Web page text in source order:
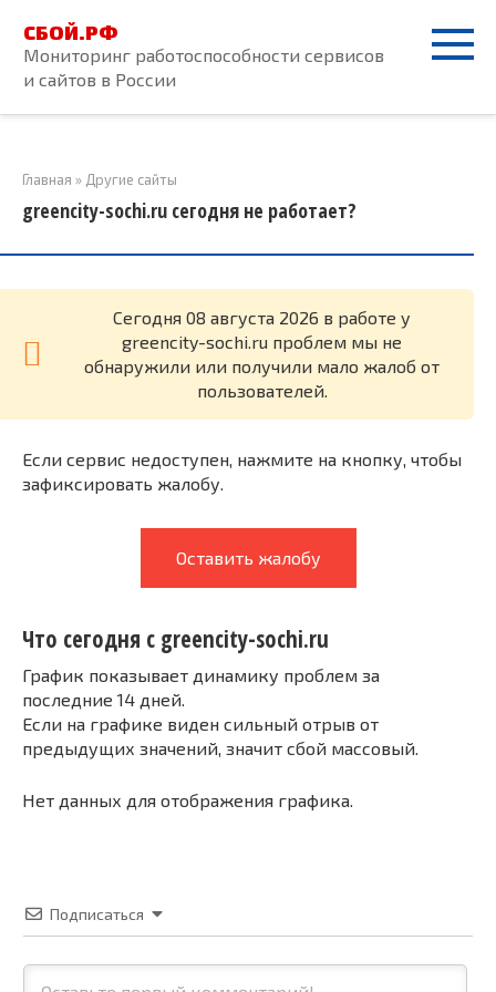
контенту
СБОЙ.РФ
Мониторинг работоспособности сервисов
и сайтов в России
Главная » Другие сайты
greencity-sochi.ru сегодня не работает?
Cегодня 08 августа 2026 в работе у
greencity-sochi.ru проблем мы не
обнаружили или получили мало жалоб от
пользователей.
Если сервис недоступен, нажмите на кнопку, чтобы
зафиксировать жалобу.
Оставить жалобу
Что сегодня с greencity-sochi.ru
График показывает динамику проблем за
последние 14 дней.
Если на графике виден сильный отрыв от
предыдущих значений, значит сбой массовый.
Нет данных для отображения графика.
Подписаться